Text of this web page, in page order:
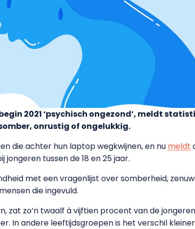
2021 ‘psychisch ongezond’, meldt
onrustig of ongelukkig.
die achter hun laptop wegkwijnen, en nu meldt
tussen de 18 en 25 jaar.
met een vragenlijst over somberheid,
die ingevuld.
zat zo’n twaalf à vijftien procent van de
In andere leeftijdsgroepen is het verschil